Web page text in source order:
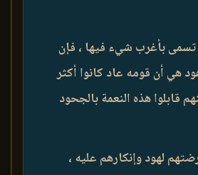
تسمى بأغرب شيء فيها ، فإن
هي أن قومه عاد كانوا أكثر
قابلوا هذه النعمة بالجحود
لهود وإنكارهم عليه ،